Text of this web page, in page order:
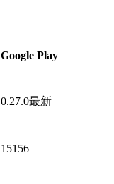
Google Play
0.27.0最新
15156